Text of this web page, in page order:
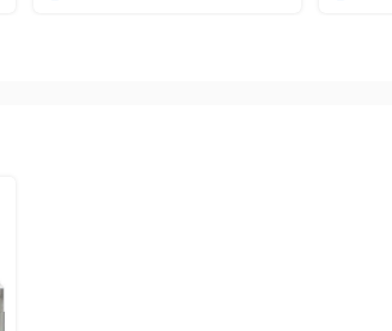
củ quả, thủy hải sản,... với số lượng lớn
bếp tại các bếp ăn tập thể
tại các khu chế xuất, xưởng gia công,...
điện tử, thiết bị y tế,...